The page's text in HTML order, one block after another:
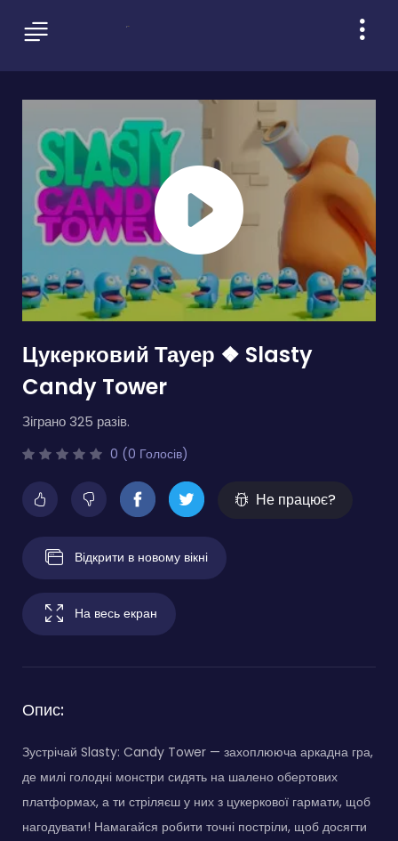
Цукерковий Тауер ❖ Slasty
Candy Tower
Зіграно 325 разів.
0 (0 Голосів)
Не працює?
Відкрити в новому вікні
На весь екран
Опис:
Зустрічай Slasty: Candy Tower — захоплююча аркадна гра,
де милі голодні монстри сидять на шалено обертових
платформах, а ти стріляєш у них з цукеркової гармати, щоб
нагодувати! Намагайся робити точні постріли, щоб досягти